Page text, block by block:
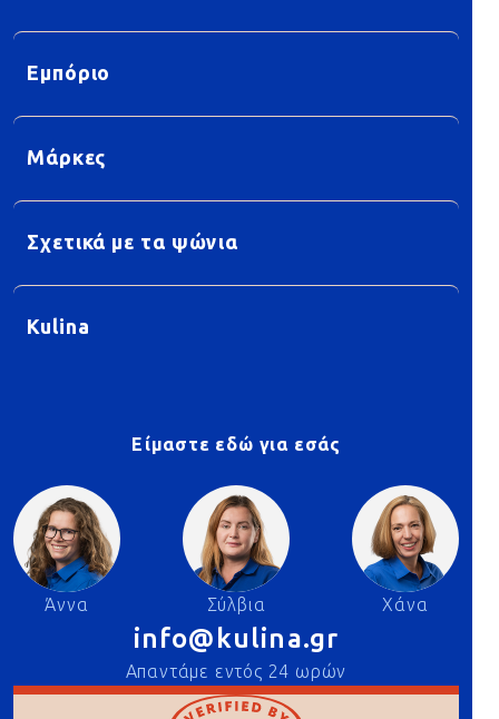
Εμπόριο
Μάρκες
Σχετικά με τα ψώνια
Kulina
Είμαστε εδώ για εσάς
Άννα Σύλβια Χάνα
info@kulina.gr
Απαντάμε εντός 24 ωρών